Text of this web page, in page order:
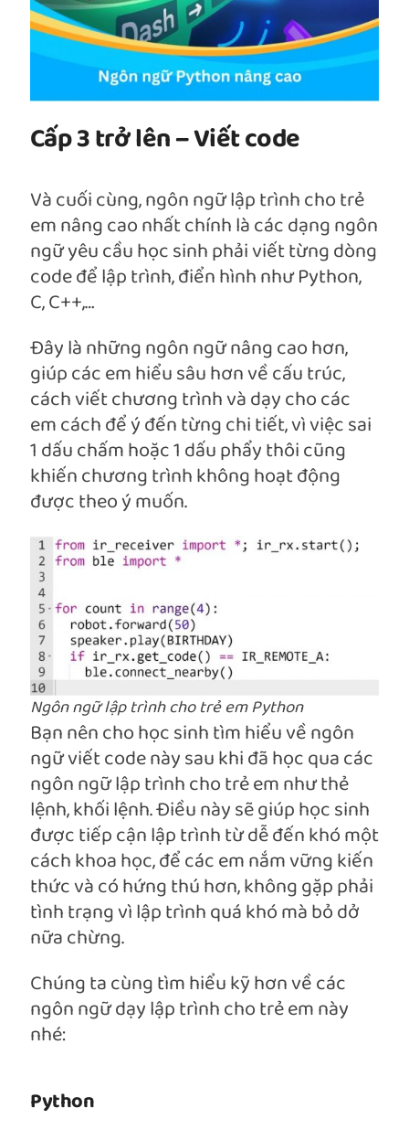
Cấp 3 trở lên – Viết code
Và cuối cùng, ngôn ngữ lập trình cho trẻ
em nâng cao nhất chính là các dạng ngôn
ngữ yêu cầu học sinh phải viết từng dòng
code để lập trình, điển hình như Python,
C, C++,…
Đây là những ngôn ngữ nâng cao hơn,
giúp các em hiểu sâu hơn về cấu trúc,
cách viết chương trình và dạy cho các
em cách để ý đến từng chi tiết, vì việc sai
1 dấu chấm hoặc 1 dấu phẩy thôi cũng
khiến chương trình không hoạt động
được theo ý muốn.
Ngôn ngữ lập trình cho trẻ em Python
Bạn nên cho học sinh tìm hiểu về ngôn
ngữ viết code này sau khi đã học qua các
ngôn ngữ lập trình cho trẻ em như thẻ
lệnh, khối lệnh. Điều này sẽ giúp học sinh
được tiếp cận lập trình từ dễ đến khó một
cách khoa học, để các em nắm vững kiến
thức và có hứng thú hơn, không gặp phải
tình trạng vì lập trình quá khó mà bỏ dở
nữa chừng.
Chúng ta cùng tìm hiểu kỹ hơn về các
ngôn ngữ dạy lập trình cho trẻ em này
nhé:
Python